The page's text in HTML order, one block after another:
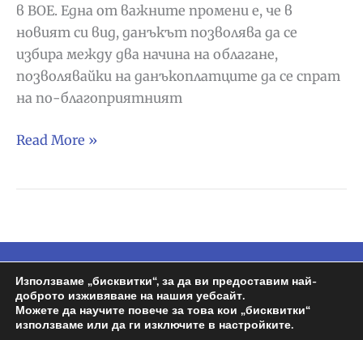
в BOE. Една от важните промени е, че в
новият си вид, данъкът позволява да се
избира между два начина на облагане,
позволявайки на данъкоплатците да се спрат
на по-благоприятният
Промяна
че
ще
Read More »
Copyright © 2026 Espa BG | Задвижван от
Wordpress | Design byРосен
Използваме „бисквитки“, за да ви предоставим най-
доброто изживяване на нашия уебсайт.
Можете да научите повече за това кои „бисквитки“
използваме или да ги изключите в настройките.